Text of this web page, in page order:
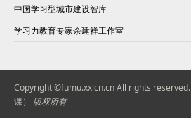
中国学习型城市建设智库
学习力教育专家余建祥工作室
Copyright ©fumu.xxlcn.cn All rights reserved.
课）
版权所有